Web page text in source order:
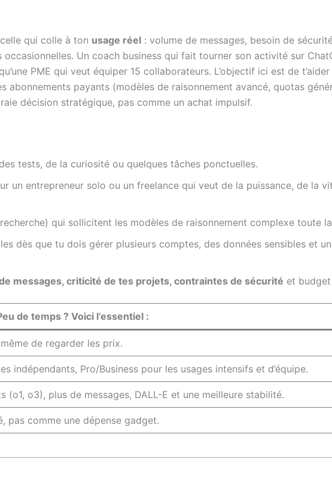
celle qui colle à ton usage réel : volume de messages, besoin de
Un coach business qui fait tourner son activité sur
PME qui veut équiper 15 collaborateurs. L’objectif ici est de
abonnements payants (modèles de raisonnement avancé, quotas
décision stratégique, pas comme un achat impulsif.
tests, de la curiosité ou quelques tâches ponctuelles.
un entrepreneur solo ou un freelance qui veut de la puissance, de la
qui sollicitent les modèles de raisonnement complexe toute
dès que tu dois gérer plusieurs comptes, des données sensibles et
messages, criticité de tes projets, contraintes de sécurité et budget
de temps ? Voici l’essentiel :
de regarder les prix.
indépendants, Pro/Business pour les usages intensifs et d’équipe.
o3), plus de messages, DALL-E et une meilleure stabilité.
pas comme une dépense gadget.